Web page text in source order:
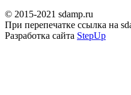
© 2015-2021 sdamp.ru
При перепечатке ссылка на
Разработка сайта StepUp